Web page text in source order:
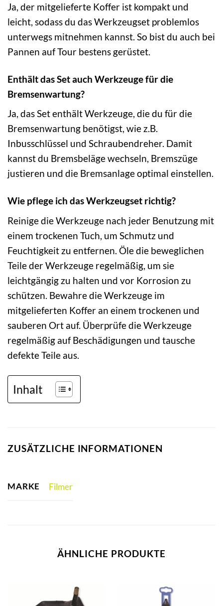
Ja, der mitgelieferte Koffer ist kompakt und
leicht, sodass du das Werkzeugset problemlos
unterwegs mitnehmen kannst. So bist du auch bei
Pannen auf Tour bestens gerüstet.
Enthält das Set auch Werkzeuge für die
Bremsenwartung?
Ja, das Set enthält Werkzeuge, die du für die
Bremsenwartung benötigst, wie z.B.
Inbusschlüssel und Schraubendreher. Damit
kannst du Bremsbeläge wechseln, Bremszüge
justieren und die Bremsanlage optimal einstellen.
Wie pflege ich das Werkzeugset richtig?
Reinige die Werkzeuge nach jeder Benutzung mit
einem trockenen Tuch, um Schmutz und
Feuchtigkeit zu entfernen. Öle die beweglichen
Teile der Werkzeuge regelmäßig, um sie
leichtgängig zu halten und vor Korrosion zu
schützen. Bewahre die Werkzeuge im
mitgelieferten Koffer an einem trockenen und
sauberen Ort auf. Überprüfe die Werkzeuge
regelmäßig auf Beschädigungen und tausche
defekte Teile aus.
Inhalt
ZUSÄTZLICHE INFORMATIONEN
MARKE Filmer
ÄHNLICHE PRODUKTE